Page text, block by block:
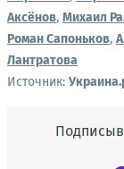
Аксёнов, Михаил
Роман Сапоньков,
Лантратова
Источник: